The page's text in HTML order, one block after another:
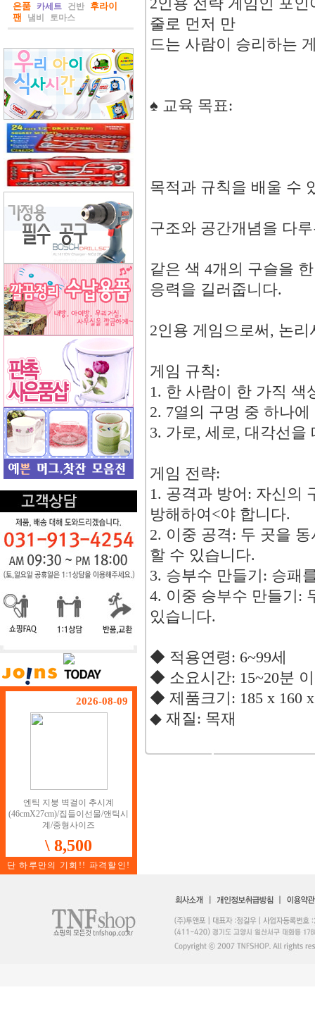
은품
카세트 건반
후라이
팬
냄비 토마스
2026-08-09
엔틱 지붕 벽걸이 추시계
(46cmX27cm)/집들이선물/앤틱시
계/중형사이즈
\ 8,500
단 하루만의 기회!! 파격할인!
줄로 먼저 만
드는 사람이 승리하는
♠ 교육 목표:
목적과 규칙을 배울 수
구조와 공간개념을 다
같은 색 4개의 구슬을
응력을 길러줍니다.
2인용 게임으로써, 논
게임 규칙:
1. 한 사람이 한 가직 색
2. 7열의 구멍 중 하나
3. 가로, 세로, 대각선을
게임 전략:
1. 공격과 방어: 자신의
방해하여<야 합니다.
2. 이중 공격: 두 곳을
할 수 있습니다.
3. 승부수 만들기: 승패
4. 이중 승부수 만들기:
있습니다.
◆ 적용연령: 6~99세
◆ 소요시간: 15~20분
◆ 제품크기: 185 x 160
◆ 재질: 목재